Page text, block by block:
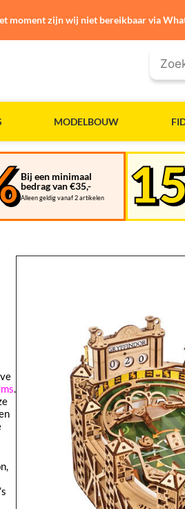
MODELBOUW
Bij een minimaal
bedrag van €35,-
Alleen geldig vanaf 2 artikelen
.
moment zijn wij niet bereikbaar via